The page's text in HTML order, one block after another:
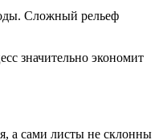
Сложный рельеф
значительно экономит
а сами листы не склонны